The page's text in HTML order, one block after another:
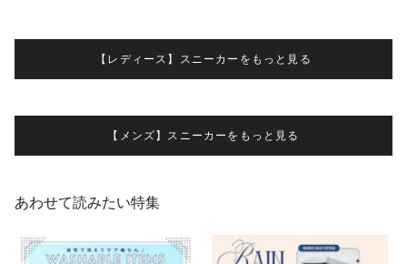
【レディース】スニーカーをもっと見る
【メンズ】スニーカーをもっと見る
あわせて読みたい特集